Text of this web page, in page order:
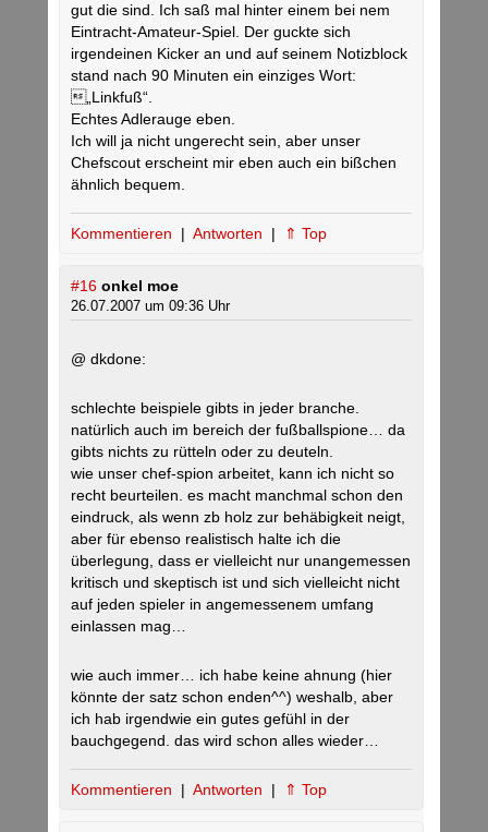
gut die sind. Ich saß mal hinter einem bei nem
Eintracht-Amateur-Spiel. Der guckte sich
irgendeinen Kicker an und auf seinem Notizblock
stand nach 90 Minuten ein einziges Wort:
„Linkfuß“.
Echtes Adlerauge eben.
Ich will ja nicht ungerecht sein, aber unser
Chefscout erscheint mir eben auch ein bißchen
ähnlich bequem.
Kommentieren | Antworten | ⇑ Top
#16 onkel moe
26.07.2007 um 09:36 Uhr
@ dkdone:
schlechte beispiele gibts in jeder branche.
natürlich auch im bereich der fußballspione… da
gibts nichts zu rütteln oder zu deuteln.
wie unser chef-spion arbeitet, kann ich nicht so
recht beurteilen. es macht manchmal schon den
eindruck, als wenn zb holz zur behäbigkeit neigt,
aber für ebenso realistisch halte ich die
überlegung, dass er vielleicht nur unangemessen
kritisch und skeptisch ist und sich vielleicht nicht
auf jeden spieler in angemessenem umfang
einlassen mag…
wie auch immer… ich habe keine ahnung (hier
könnte der satz schon enden^^) weshalb, aber
ich hab irgendwie ein gutes gefühl in der
bauchgegend. das wird schon alles wieder…
Kommentieren | Antworten | ⇑ Top